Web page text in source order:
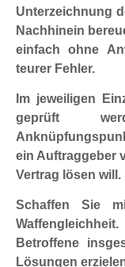
Unterzeichnung
Nachhinein
einfach ohne
teurer Fehler.
Im jeweiligen
geprüft
ein Auftraggeber
Vertrag lösen will.
Schaffen Sie
Betroffene
Lösungen